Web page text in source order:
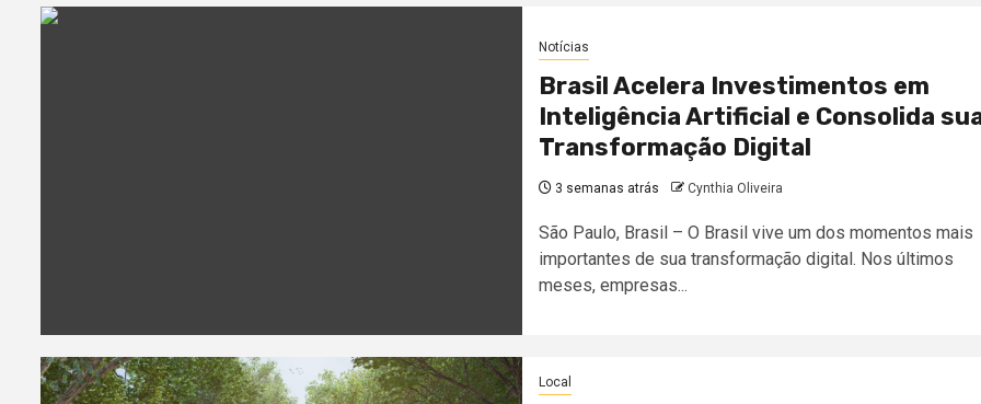
Notícias
Brasil Acelera Investimentos em
Inteligência Artificial e Consolida
Transformação Digital
3 semanas atrás Cynthia Oliveira
São Paulo, Brasil – O Brasil vive um dos momentos mais
importantes de sua transformação digital. Nos últimos
meses, empresas...
Local